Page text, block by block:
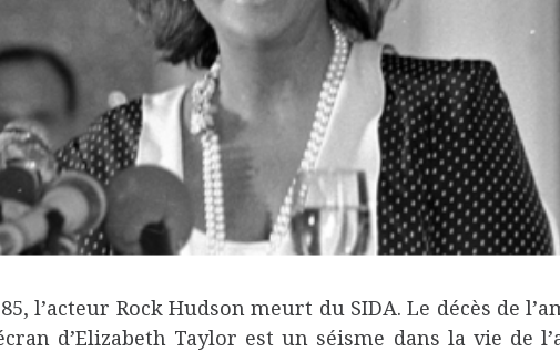
l’acteur Rock Hudson meurt du SIDA. Le décès de
d’Elizabeth Taylor est un séisme dans la vie de